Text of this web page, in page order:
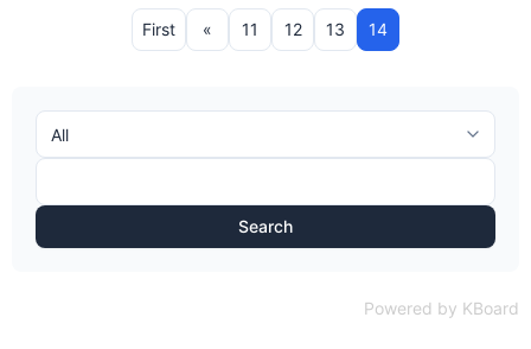
First « 11 12 13 14
Search
Powered by KBoard